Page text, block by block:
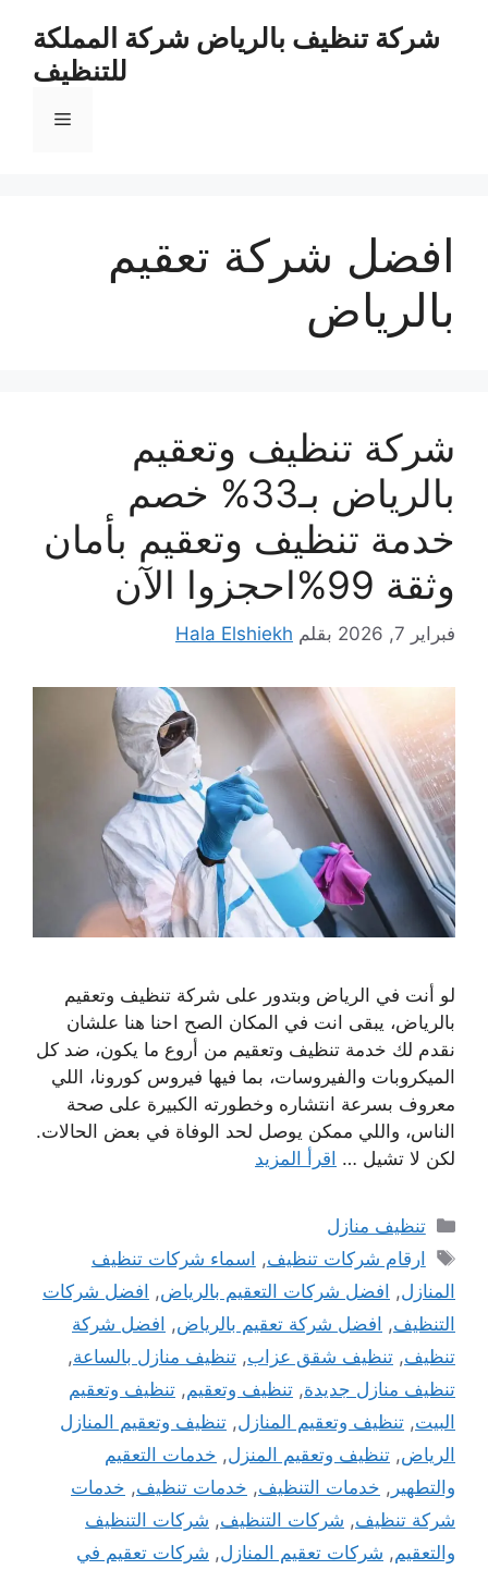
شركة تنظيف بالرياض شركة المملكة
للتنظيف
القائمة
افضل شركة تعقيم
بالرياض
شركة تنظيف وتعقيم
بالرياض بـ33% خصم
خدمة تنظيف وتعقيم بأمان
وثقة 99%احجزوا الآن
فبراير 7, 2026 بقلم Hala Elshiekh
لو أنت في الرياض وبتدور على شركة تنظيف وتعقيم
بالرياض، يبقى انت في المكان الصح احنا هنا علشان
نقدم لك خدمة تنظيف وتعقيم من أروع ما يكون، ضد كل
الميكروبات والفيروسات، بما فيها فيروس كورونا، اللي
معروف بسرعة انتشاره وخطورته الكبيرة على صحة
الناس، واللي ممكن يوصل لحد الوفاة في بعض الحالات.
لكن لا تشيل … اقرأ المزيد
التصنيفات
تنظيف منازل
الوسوم
ارقام شركات تنظيف, اسماء شركات تنظيف
المنازل, افضل شركات التعقيم بالرياض, افضل شركات
التنظيف, افضل شركة تعقيم بالرياض, افضل شركة
تنظيف, تنظيف شقق عزاب, تنظيف منازل بالساعة,
تنظيف منازل جديدة, تنظيف وتعقيم, تنظيف وتعقيم
البيت, تنظيف وتعقيم المنازل, تنظيف وتعقيم المنازل
الرياض, تنظيف وتعقيم المنزل, خدمات التعقيم
والتطهير , خدمات التنظيف, خدمات تنظيف, خدمات
شركة تنظيف, شركات التنظيف, شركات التنظيف
والتعقيم, شركات تعقيم المنازل, شركات تعقيم في